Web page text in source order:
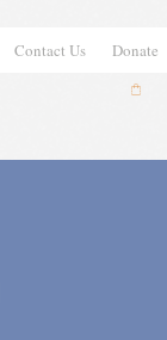
Contact Us Donate